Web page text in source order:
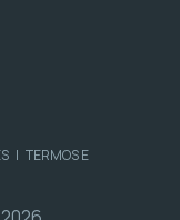
| TERMOS E